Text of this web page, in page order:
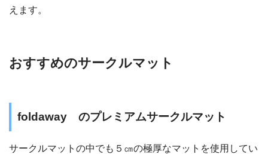
えます。
おすすめのサークルマット
foldaway のプレミアムサークルマット
サークルマットの中でも５㎝の極厚なマットを使用してい